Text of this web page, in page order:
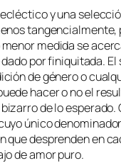
y una
me­di­da se
por fi­ni­qui­ta­da.
de gé­ne­ro o
ha­cer o no el
de lo es­pe­ra­do.
úni­co
que des­pren­den en
de amor puro.